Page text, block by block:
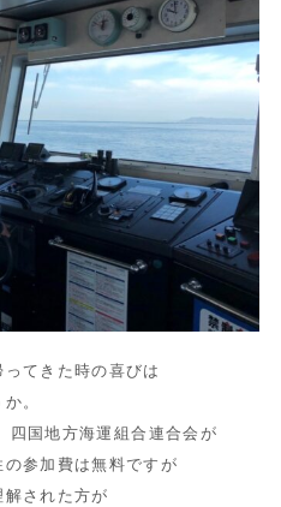
てきた時の喜びは
。
四国地方海運組合連合会が
参加費は無料ですが
された方が